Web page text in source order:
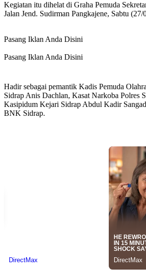
Kegiatan itu dihelat di Graha Pemuda
Jalan Jend. Sudirman Pangkajene, Sabtu (27/
Pasang Iklan Anda Disini
Pasang Iklan Anda Disini
Hadir sebagai pemantik Kadis Pemuda
Sidrap Anis Dachlan, Kasat Narkoba Polres
Kasipidum Kejari Sidrap Abdul Kadir
BNK Sidrap.